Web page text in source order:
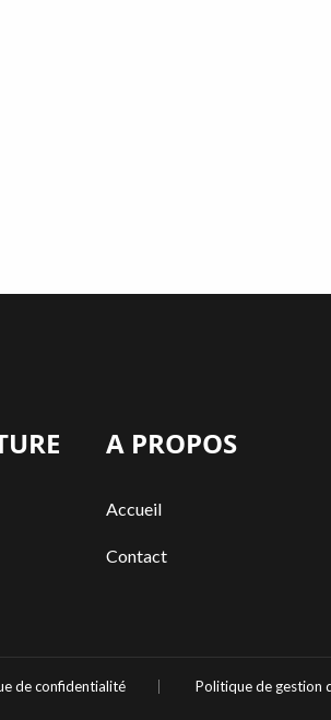
A PROPOS
Accueil
Contact
de confidentialité Politique de gestion